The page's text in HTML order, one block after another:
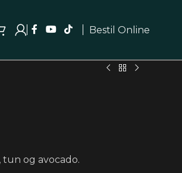
Bestil Online
og avocado.